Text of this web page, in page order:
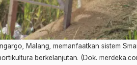
Malang, memanfaatkan sistem
berkelanjutan. (Dok.